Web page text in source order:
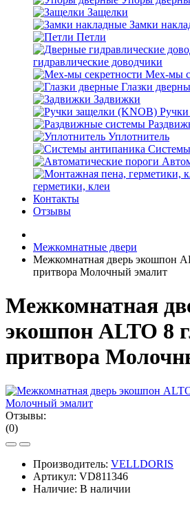
Защелки
Замки
Петли
гидравлические доводчики
Мех-мы
Глазки
Задвижки
Уплотнитель
герметики, клеи
Контакты
Отзывы
Межкомнатные двери
Межкомнатная дверь экошпон
притвора Молочный эмалит
Межкомнатная
экошпон ALTO 8
притвора
Отзывы:
(0)
Производитель: VELLDORIS
Артикул: VD811346
Наличие: В наличии